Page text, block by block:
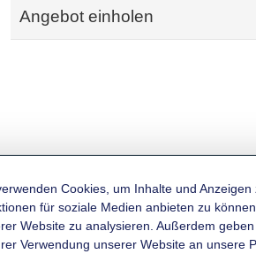
Angebot einholen
KATEGORIEN
Cookies, um Inhalte und Anzeigen
für soziale Medien anbieten zu
Website zu analysieren. Außerdem
Verwendung unserer Website an unsere